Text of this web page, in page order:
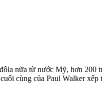
nữa từ nước Mỹ, hơn 200
cùng của Paul Walker